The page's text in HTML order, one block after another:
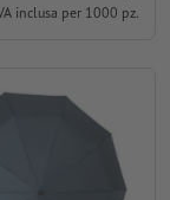
inclusa per 1000 pz.